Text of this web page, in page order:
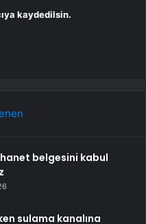
kaydedilsin.
belgesini kabul
sulama kanalına